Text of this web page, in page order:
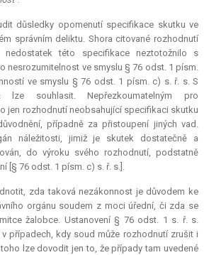
důsledky opomenutí specifikace skutku ve
správním deliktu. Shora citované rozhodnutí
této specifikace neztotožnilo s
nesrozumitelnost ve smyslu § 76 odst. 1 písm.
ve smyslu § 76 odst. 1 písm. c) s. ř. s. S
lze souhlasit. Nepřezkoumatelným pro
jen rozhodnutí neobsahující specifikaci skutku
případně za přistoupení jiných vad.
náležitosti, jimiž je skutek dostatečně a
do výroku svého rozhodnutí, podstatně
[§ 76 odst. 1 písm. c) s. ř. s.].
zda taková nezákonnost je důvodem ke
orgánu soudem z moci úřední, či zda se
žalobce. Ustanovení § 76 odst. 1 s. ř. s.
případech, kdy soud může rozhodnutí zrušit i
lze dovodit jen to, že případy tam uvedené